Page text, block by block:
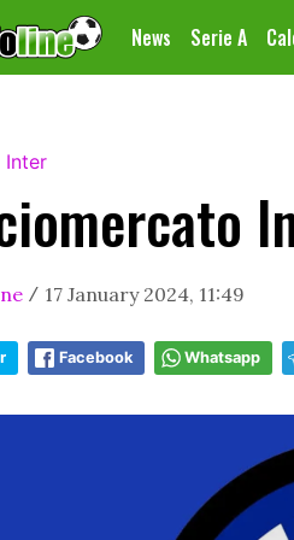
News Serie A
Inter
/ 17 January 2024, 11:49
Facebook Whatsapp